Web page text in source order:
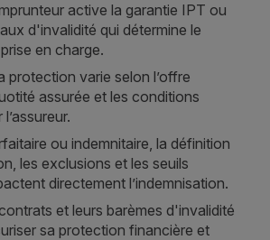
active la garantie IPT ou
d'invalidité qui détermine le
en charge.
protection varie selon l’offre
assurée et les conditions
ou indemnitaire, la définition
les exclusions et les seuils
directement l’indemnisation.
et leurs barèmes d'invalidité
sa protection financière et